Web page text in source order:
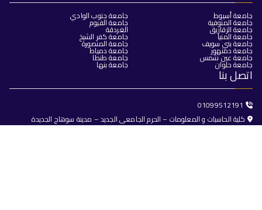
جامعة أسيوط
جامعة المنوفية
جامعة الزقازيق
جامعة المنيا
جامعة بني سويف
جامعة دمنهور
جامعة عين شمس
جامعة حلوان
جامعة جنوب الوادي
جامعة الفيوم
الغردقة
جامعة كفر الشيخ
جامعة المنصورة
جامعة دمياط
جامعة طنطا
جامعة بنها
اتصل بنا
01099512191
كلية الحاسبات و المعلومات – الحرم الجامعى الجديد – مدينة سوهاج الجديدة